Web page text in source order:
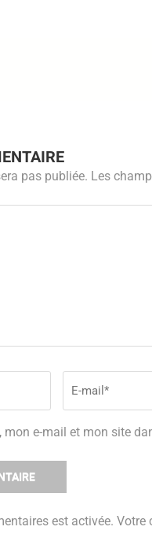
pas publiée. Les
mon e-mail et mon site
est activée.